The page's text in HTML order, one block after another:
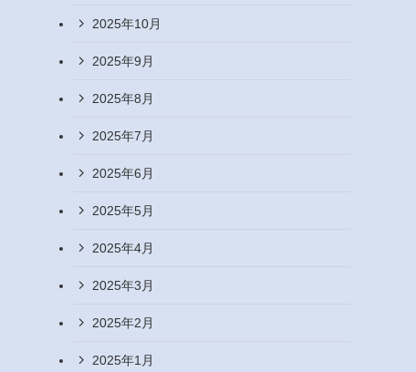
2025年10月
2025年9月
2025年8月
2025年7月
2025年6月
2025年5月
2025年4月
2025年3月
2025年2月
2025年1月